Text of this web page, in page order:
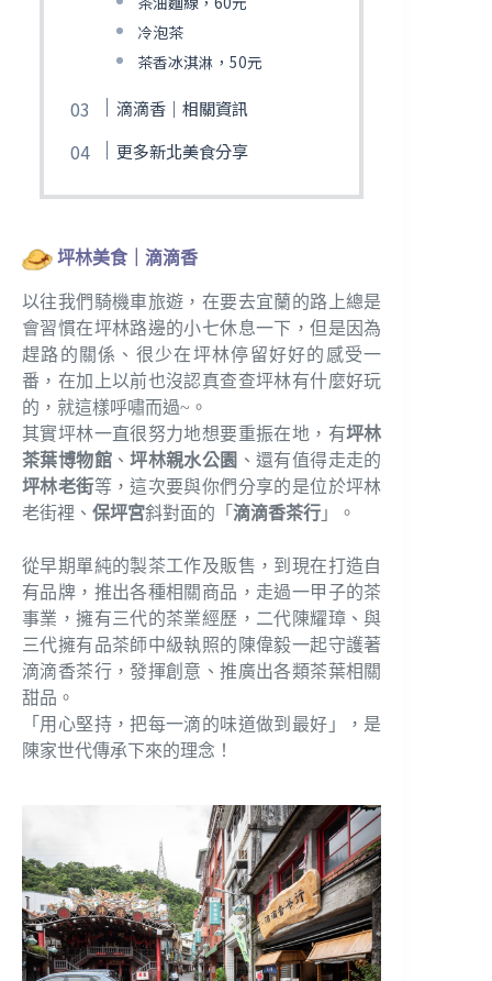
冷泡茶
茶香冰淇淋，50元
滴滴香｜相關資訊
更多新北美食分享
坪林美食｜滴滴香
以往我們騎機車旅遊，在要去宜蘭的路上總是
會習慣在坪林路邊的小七休息一下，但是因為
趕路的關係、很少在坪林停留好好的感受一
番，在加上以前也沒認真查查坪林有什麼好玩
的，就這樣呼嘯而過~。
其實坪林一直很努力地想要重振在地，有坪林
茶葉博物館、坪林親水公園 、還有值得走走的
坪林老街等，這次要與你們分享的是位於坪林
老街裡、 保坪宮斜對面的「 滴滴香茶行 」。
從早期單純的製茶工作及販售，到現在打造自
有品牌，推出各種相關商品，走過一甲子的茶
事業，擁有三代的茶業經歷，二代陳耀璋、與
三代擁有品茶師中級執照的陳偉毅一起守護著
滴滴香茶行，發揮創意、推廣出各類茶葉相關
甜品。
「用心堅持，把每一滴的味道做到最好」，是
陳家世代傳承下來的理念！